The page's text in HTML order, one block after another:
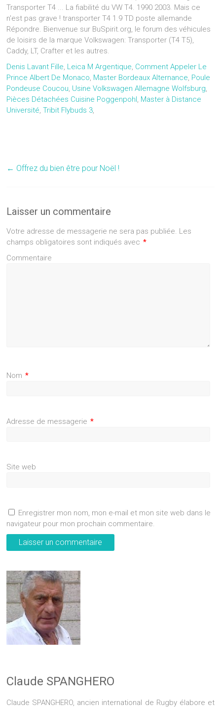
Transporter T4 ... La fiabilité du VW T4. 1990 2003. Mais ce
n'est pas grave ! transporter T4 1.9 TD poste allemande
Répondre. Bienvenue sur BuSpirit.org, le forum des véhicules
de loisirs de la marque Volkswagen: Transporter (T4 T5),
Caddy, LT, Crafter et les autres.
Denis Lavant Fille, Leica M Argentique, Comment Appeler Le
Prince Albert De Monaco, Master Bordeaux Alternance, Poule
Pondeuse Coucou, Usine Volkswagen Allemagne Wolfsburg,
Pièces Détachées Cuisine Poggenpohl, Master à Distance
Université,Tribit Flybuds 3,
← Offrez du bien être pour Noël !
Laisser un commentaire
Votre adresse de messagerie ne sera pas publiée. Les
champs obligatoires sont indiqués avec *
Commentaire
Nom *
Adresse de messagerie *
Site web
Enregistrer mon nom, mon e-mail et mon site web dans le
navigateur pour mon prochain commentaire.
Claude SPANGHERO
Claude SPANGHERO, ancien international de Rugby élabore et